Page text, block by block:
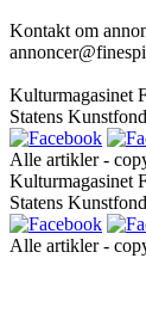
Kontakt om
Kulturmagasinet
Statens Kunstfond
Alle artikler -
Kulturmagasinet
Statens Kunstfond
Alle artikler -